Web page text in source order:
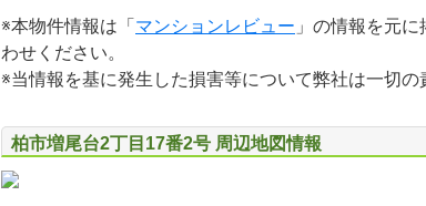
※本物件情報は「 マンションレビュー 」の情報を元
わせください。
※当情報を基に発生した損害等について弊社は一切
柏市増尾台2丁目17番2号 周辺地図情報